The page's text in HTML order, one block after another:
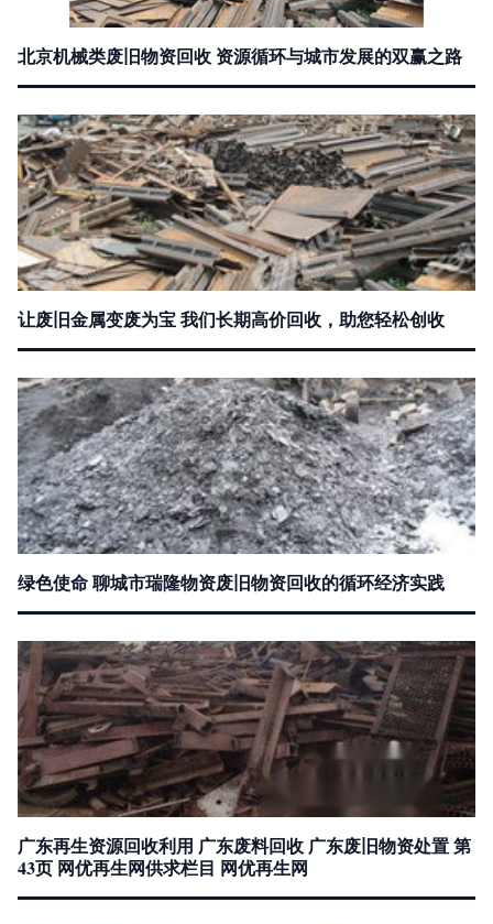
北京机械类废旧物资回收 资源循环与城市发展的双赢之路
让废旧金属变废为宝 我们长期高价回收，助您轻松创收
绿色使命 聊城市瑞隆物资废旧物资回收的循环经济实践
广东再生资源回收利用 广东废料回收 广东废旧物资处置 第
43页 网优再生网供求栏目 网优再生网